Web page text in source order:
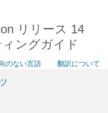
リリース 14
ングガイド
のない言語 翻訳について